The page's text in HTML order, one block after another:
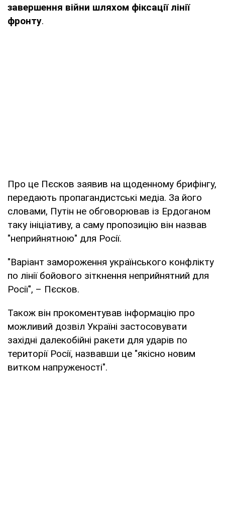
завершення війни шляхом фіксації лінії
фронту.
Про це Пєсков заявив на щоденному брифінгу,
передають пропагандистські медіа. За його
словами, Путін не обговорював із Ердоганом
таку ініціативу, а саму пропозицію він назвав
"неприйнятною" для Росії.
"Варіант замороження українського конфлікту
по лінії бойового зіткнення неприйнятний для
Росії", – Пєсков.
Також він прокоментував інформацію про
можливий дозвіл Україні застосовувати
західні далекобійні ракети для ударів по
території Росії, назвавши це "якісно новим
витком напруженості".